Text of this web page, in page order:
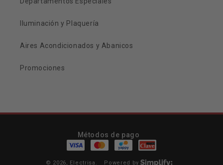
Iluminación y Plaquería
Aires Acondicionados y Abanicos
Promociones
© 2026, Electrisa . Powered by
Métodos de pago